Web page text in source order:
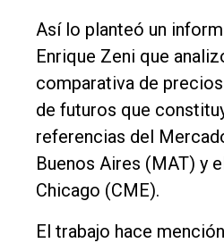
Fúnebres
Edición
Empresa
Nosotros
Contacto
Así lo planteó un
Enrique Zeni que
comparativa de
de futuros que
referencias del
Buenos Aires (MAT) y
Chicago (CME).
El trabajo hace